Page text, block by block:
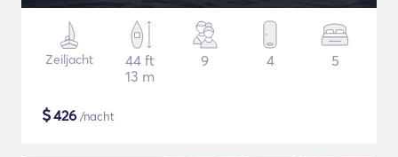
Zeiljacht
44 ft
13 m
9 4 5
$426 /nacht